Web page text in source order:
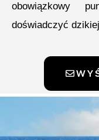
obowiązkowy
doświadczyć